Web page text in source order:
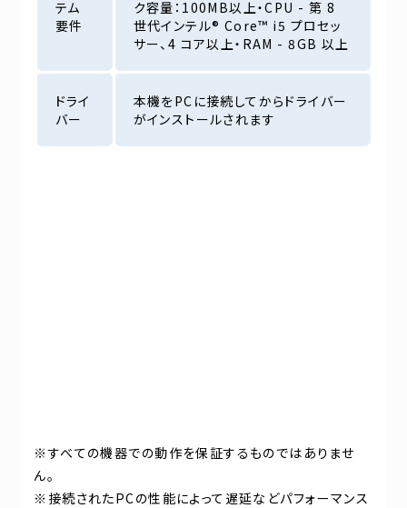
テム
要件
ク容量：100MB以上・CPU - 第 8
世代インテル® Core™ i5 プロセッ
サー、4 コア以上・RAM - 8GB 以上
ドライ
バー
本機をPCに接続してからドライバー
がインストールされます
※すべての機器での動作を保証するものではありませ
ん。
※接続されたPCの性能によって遅延などパフォーマンス